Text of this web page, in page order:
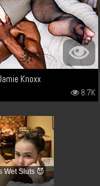
Knoxx
8.7K
Wet Sluts 😈